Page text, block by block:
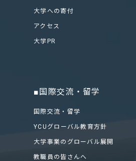
大学への寄付
アクセス
大学PR
■国際交流・留学
国際交流・留学
YCUグローバル教育方針
大学事業のグローバル展開
教職員の皆さんへ